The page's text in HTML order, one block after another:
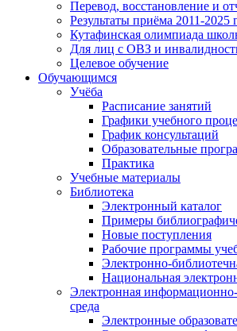
Перевод, восстановление и
Результаты приёма 2011-2025
Кутафинская олимпиада
Для лиц с ОВЗ и
Целевое обучение
Обучающимся
Учёба
Расписание занятий
Графики учебного
График консультаций
Образовательные
Практика
Учебные материалы
Библиотека
Электронный каталог
Примеры
Новые поступления
Рабочие программы
Электронно-
Национальная
Электронная информационно-
среда
Электронные